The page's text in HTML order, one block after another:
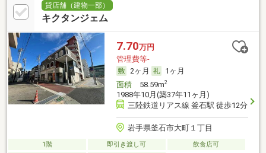
貸店舗（建物一部）
キクタンジェム
7.70万円
管理費等-
2ヶ月
1ヶ月
面積58.59m2
1988年10月(築37年11ヶ月)
三陸鉄道リアス線 釜石駅 徒歩12分
岩手県釜石市大町１丁目
1階 即引き渡し可
飲食店可